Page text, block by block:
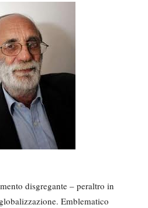
disgregante – peraltro in
Emblematico